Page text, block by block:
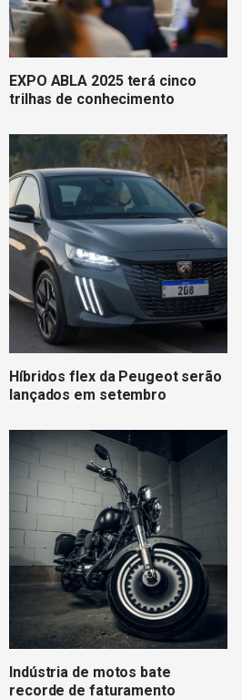
EXPO ABLA 2025 terá cinco
trilhas de conhecimento
Híbridos flex da Peugeot serão
lançados em setembro
Indústria de motos bate
recorde de faturamento